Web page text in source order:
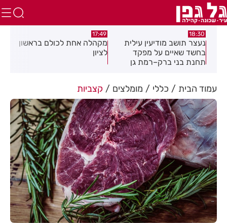
18:30
נעצר תושב מודיעין עילית
בחשד שאיים על מפקד
תחנת בני ברק–רמת גן
17:49
מקהלה אחת לכולם בראשון
לציון
עמוד הבית כללי מומלצים קצביות